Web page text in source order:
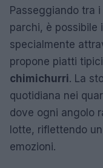
Passeggiando tra
parchi, è possibile
specialmente
propone piatti
chimichurri. La
quotidiana nei
dove ogni angolo
lotte, riflettendo
emozioni.